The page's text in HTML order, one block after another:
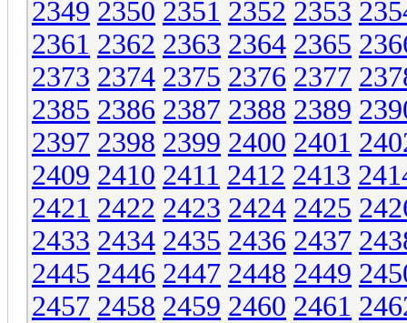
2349 2350 2351 2352 2353
2361 2362 2363 2364 2365
2373 2374 2375 2376 2377
2385 2386 2387 2388 2389
2397 2398 2399 2400 2401
2409 2410 2411 2412 2413
2421 2422 2423 2424 2425
2433 2434 2435 2436 2437
2445 2446 2447 2448 2449
2457 2458 2459 2460 2461